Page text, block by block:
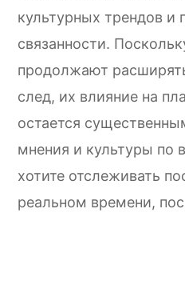
культурных трендов и
связанности.
продолжают
след, их влияние на
остается
мнения и культуры по
хотите отслеживать
реальном времени,